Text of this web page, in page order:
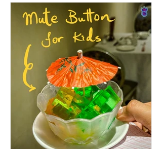
に長い列が形成される暑い夏の日に他
のものよりも液体です。...